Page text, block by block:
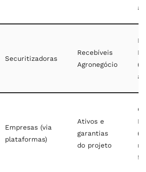
Securitizadoras
Recebíveis
Agronegócio
Empresas (via
plataformas)
Ativos e
garantias
do projeto
(6
5